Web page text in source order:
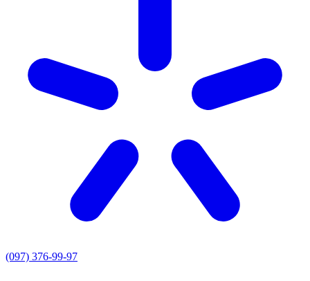
(097) 376-99-97